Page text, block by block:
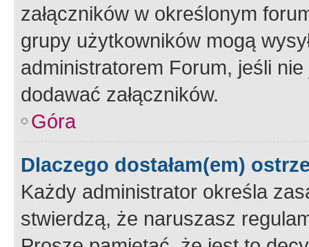
załączników w określonym
grupy użytkowników mogą
administratorem Forum, jeśli
dodawać załączników.
Góra
Dlaczego dostałam(em)
Każdy administrator określa
stwierdzą, że naruszasz